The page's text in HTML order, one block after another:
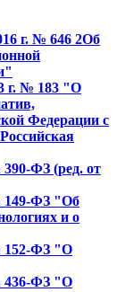
г. № 646 2Об
г. № 183 "О
Федерации с
ФЗ (ред. от
149-ФЗ "Об
и о
152-ФЗ "О
436-ФЗ "О